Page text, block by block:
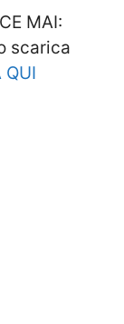
MAI:
scarica
QUI